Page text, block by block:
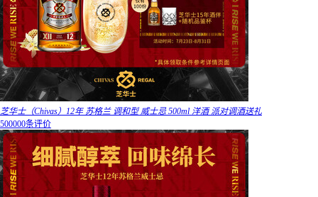
芝华士（Chivas）12年 苏格兰 调和型 威士忌 500ml 洋酒 派对调酒送礼
500000条评价